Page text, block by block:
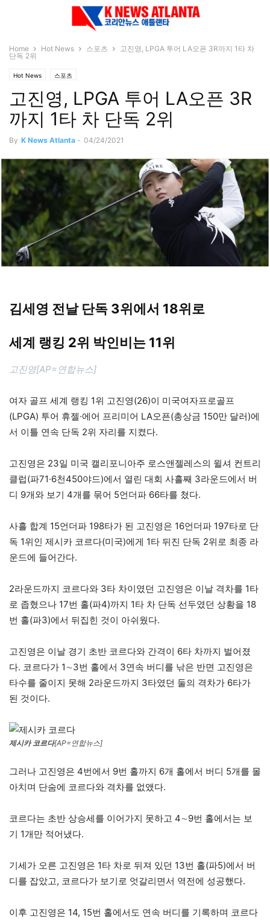
Home Hot News 스포츠
고진영, LPGA 투어 LA오픈 3R까지 1타 차
단독 2위
Hot News 스포츠
고진영, LPGA 투어 LA오픈 3R
까지 1타 차 단독 2위
By K News Atlanta - 04/24/2021
김세영 전날 단독 3위에서 18위로
세계 랭킹 2위 박인비는 11위
고진영[AP=연합뉴스]
여자 골프 세계 랭킹 1위 고진영(26)이 미국여자프로골프
(LPGA) 투어 휴젤·에어 프리미어 LA오픈(총상금 150만 달러)에
서 이틀 연속 단독 2위 자리를 지켰다.
고진영은 23일 미국 캘리포니아주 로스앤젤레스의 윌셔 컨트리
클럽(파71·6천450야드)에서 열린 대회 사흘째 3라운드에서 버
디 9개와 보기 4개를 묶어 5언더파 66타를 쳤다.
사흘 합계 15언더파 198타가 된 고진영은 16언더파 197타로 단
독 1위인 제시카 코르다(미국)에게 1타 뒤진 단독 2위로 최종 라
운드에 들어간다.
2라운드까지 코르다와 3타 차이였던 고진영은 이날 격차를 1타
로 좁혔으나 17번 홀(파4)까지 1타 차 단독 선두였던 상황을 18
번 홀(파3)에서 뒤집힌 것이 아쉬웠다.
고진영은 이날 경기 초반 코르다와 간격이 6타 차까지 벌어졌
다. 코르다가 1∼3번 홀에서 3연속 버디를 낚은 반면 고진영은
타수를 줄이지 못해 2라운드까지 3타였던 둘의 격차가 6타가
된 것이다.
제시카 코르다[AP=연합뉴스]
그러나 고진영은 4번에서 9번 홀까지 6개 홀에서 버디 5개를 몰
아치며 단숨에 코르다와 격차를 없앴다.
코르다는 초반 상승세를 이어가지 못하고 4∼9번 홀에서는 보
기 1개만 적어냈다.
기세가 오른 고진영은 1타 차로 뒤져 있던 13번 홀(파5)에서 버
디를 잡았고, 코르다가 보기로 엇갈리면서 역전에 성공했다.
이후 고진영은 14, 15번 홀에서도 연속 버디를 기록하며 코르다